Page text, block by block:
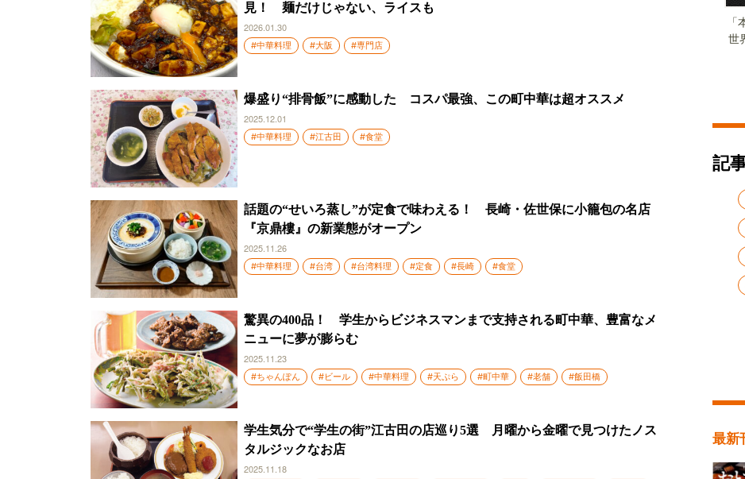
見！ 麺だけじゃない、ライスも
2026.01.30
#中華料理 #大阪 #専門店
爆盛り“排骨飯”に感動した コスパ最強、この町中華は超オススメ
2025.12.01
#中華料理 #江古田 #食堂
話題の“せいろ蒸し”が定食で味わえる！ 長崎・佐世保に小籠包の名店
『京鼎樓』の新業態がオープン
2025.11.26
#中華料理 #台湾 #台湾料理 #定食 #長崎 #食堂
驚異の400品！ 学生からビジネスマンまで支持される町中華、豊富なメ
ニューに夢が膨らむ
2025.11.23
#ちゃんぽん #ビール #中華料理 #天ぷら #町中華 #老舗 #飯田橋
学生気分で“学生の街”江古田の店巡り5選 月曜から金曜で見つけたノス
タルジックなお店
2025.11.18
世
記
最新